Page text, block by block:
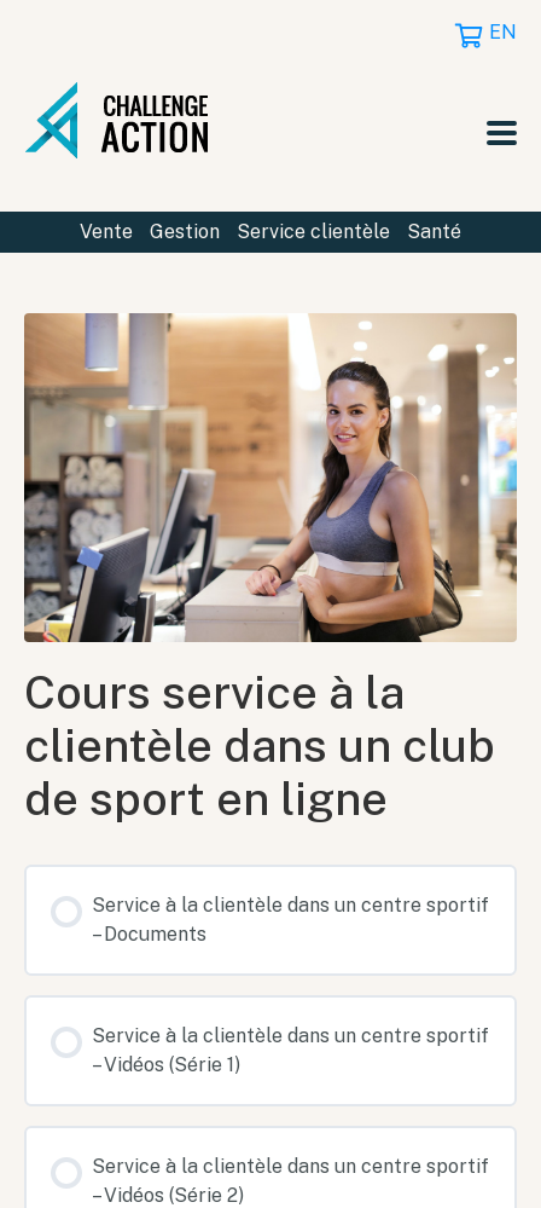
EN
Vente Gestion Service clientèle Santé
Cours service à la
clientèle dans un club
de sport en ligne
Service à la clientèle dans un centre sportif
– Documents
Service à la clientèle dans un centre sportif
– Vidéos (Série 1)
Service à la clientèle dans un centre sportif
– Vidéos (Série 2)